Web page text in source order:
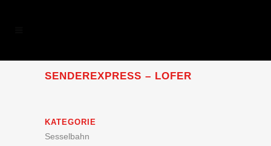
SENDEREXPRESS – LOFER
KATEGORIE
Sesselbahn